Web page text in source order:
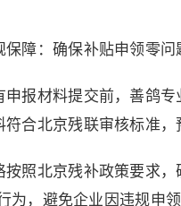
保障：确保补贴申领零问
申报材料提交前，善鸽
合北京残联审核标准
按照北京残补政策要求
为，避免企业因违规申